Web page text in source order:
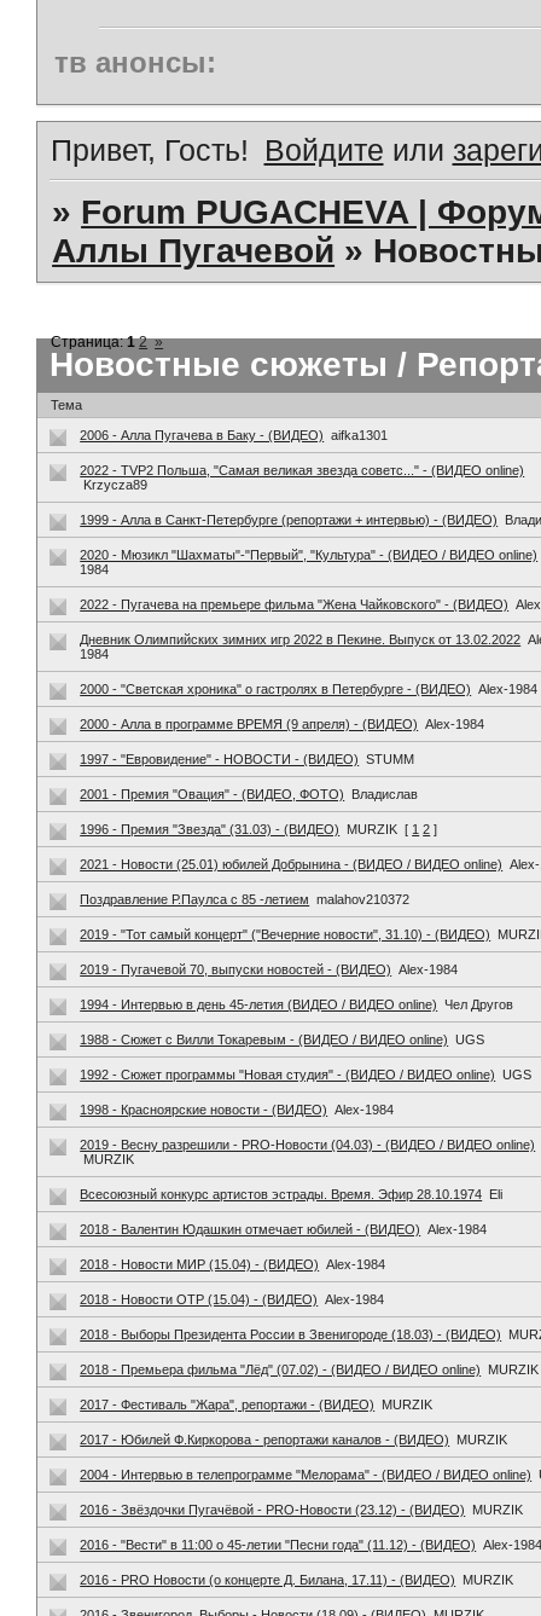
тв анонсы:
Привет, Гость! Войдите или
» Forum PUGACHEVA |
Аллы Пугачевой »
Новостные сюжеты /
Страница:1 2 »
Тема
2006 - Алла Пугачева в Баку - (ВИДЕО) aifka1301
2022 - TVP2 Польша, "Самая великая звезда советс..." - (ВИДЕО online)
Krzycza89
1999 - Алла в Санкт-Петербурге (репортажи + интервью) - (ВИДЕО)
2020 - Мюзикл "Шахматы"-"Первый", "Культура" - (ВИДЕО / ВИДЕО online)
1984
2022 - Пугачева на премьере фильма "Жена Чайковского" - (ВИДЕО)
Дневник Олимпийских зимних игр 2022 в Пекине. Выпуск от 13.02.2022
1984
2000 - "Светская хроника" о гастролях в Петербурге - (ВИДЕО) Alex-1984
2000 - Алла в программе ВРЕМЯ (9 апреля) - (ВИДЕО) Alex-1984
1997 - "Евровидение" - НОВОСТИ - (ВИДЕО) STUMM
2001 - Премия "Овация" - (ВИДЕО, ФОТО) Владислав
1996 - Премия "Звезда" (31.03) - (ВИДЕО) MURZIK [ 1 2 ]
2021 - Новости (25.01) юбилей Добрынина - (ВИДЕО / ВИДЕО online)
Поздравление Р.Паулса с 85 -летием malahov210372
2019 - "Тот самый концерт" ("Вечерние новости", 31.10) - (ВИДЕО)
2019 - Пугачевой 70, выпуски новостей - (ВИДЕО) Alex-1984
1994 - Интервью в день 45-летия (ВИДЕО / ВИДЕО online) Чел Другов
1988 - Сюжет с Вилли Токаревым - (ВИДЕО / ВИДЕО online) UGS
1992 - Сюжет программы "Новая студия" - (ВИДЕО / ВИДЕО online) UGS
1998 - Красноярские новости - (ВИДЕО) Alex-1984
2019 - Весну разрешили - PRO-Новости (04.03) - (ВИДЕО / ВИДЕО online)
MURZIK
Всесоюзный конкурс артистов эстрады. Время. Эфир 28.10.1974 Eli
2018 - Валентин Юдашкин отмечает юбилей - (ВИДЕО) Alex-1984
2018 - Новости МИР (15.04) - (ВИДЕО) Alex-1984
2018 - Новости ОТР (15.04) - (ВИДЕО) Alex-1984
2018 - Выборы Президента России в Звенигороде (18.03) - (ВИДЕО)
2018 - Премьера фильма "Лёд" (07.02) - (ВИДЕО / ВИДЕО online) MURZIK
2017 - Фестиваль "Жара", репортажи - (ВИДЕО) MURZIK
2017 - Юбилей Ф.Киркорова - репортажи каналов - (ВИДЕО) MURZIK
2004 - Интервью в телепрограмме "Мелорама" - (ВИДЕО / ВИДЕО online)
2016 - Звёздочки Пугачёвой - PRO-Новости (23.12) - (ВИДЕО) MURZIK
2016 - "Вести" в 11:00 о 45-летии "Песни года" (11.12) - (ВИДЕО) Alex-
2016 - PRO Новости (о концерте Д. Билана, 17.11) - (ВИДЕО) MURZIK